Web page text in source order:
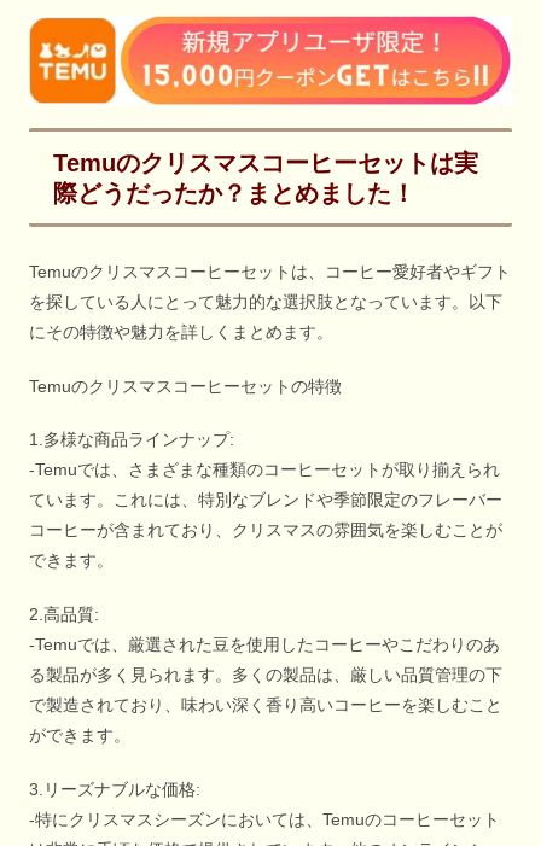
Temuのクリスマスコーヒーセットは実
際どうだったか？まとめました！
Temuのクリスマスコーヒーセットは、コーヒー愛好者やギフト
を探している人にとって魅力的な選択肢となっています。以下
にその特徴や魅力を詳しくまとめます。
Temuのクリスマスコーヒーセットの特徴
1.多様な商品ラインナップ:
-Temuでは、さまざまな種類のコーヒーセットが取り揃えられ
ています。これには、特別なブレンドや季節限定のフレーバー
コーヒーが含まれており、クリスマスの雰囲気を楽しむことが
できます。
2.高品質:
-Temuでは、厳選された豆を使用したコーヒーやこだわりのあ
る製品が多く見られます。多くの製品は、厳しい品質管理の下
で製造されており、味わい深く香り高いコーヒーを楽しむこと
ができます。
3.リーズナブルな価格:
-特にクリスマスシーズンにおいては、Temuのコーヒーセット